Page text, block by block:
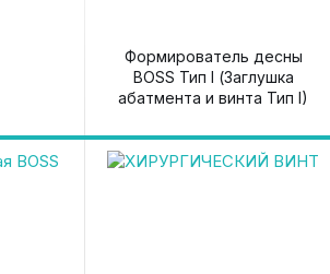
Формирователь десны
BOSS Тип I (Заглушка
абатмента и винта Тип I)